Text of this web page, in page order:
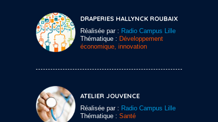
DRAPERIES HALLYNCK ROUBAIX
Réalisée par : Radio Campus Lille
Thématique : Développement
économique, innovation
ATELIER JOUVENCE
Réalisée par : Radio Campus Lille
Thématique : Santé